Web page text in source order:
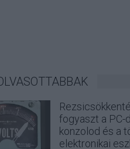
fogyaszt a PC-
konzolod és a
elektronikai